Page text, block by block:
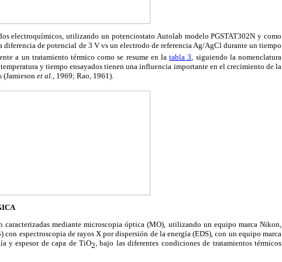
electroquímicos, utilizando un potenciostato Autolab modelo PGSTAT302N y como
diferencia de potencial de 3 V vs un electrodo de referencia Ag/AgCl durante un tiempo
a un tratamiento térmico como se resume en latabla 3 , siguiendo la nomenclatura
y tiempo ensayados tienen una influencia importante en el crecimiento de la
(Jamieson et al. , 1969; Rao, 1961).
caracterizadas mediante microscopia óptica (MO), utilizando un equipo marca Nikon,
espectroscopia de rayos X por dispersión de la energía (EDS), con un equipo marca
y espesor de capa de TiO2, bajo las diferentes condiciones de tratamientos térmicos